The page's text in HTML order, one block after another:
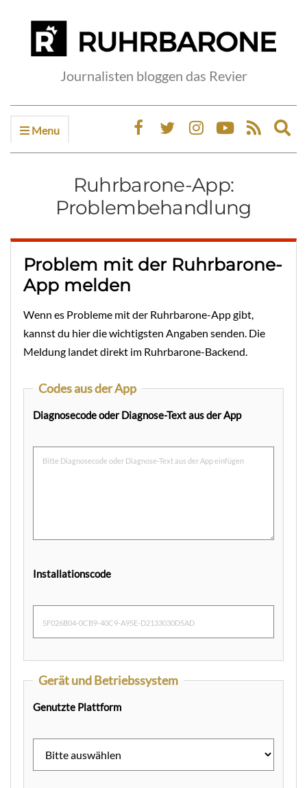
Journalisten bloggen das Revier
Menu
Ruhrbarone-App:
Problembehandlung
Problem mit der Ruhrbarone-
App melden
Wenn es Probleme mit der Ruhrbarone-App gibt,
kannst du hier die wichtigsten Angaben senden. Die
Meldung landet direkt im Ruhrbarone-Backend.
Codes aus der App
Diagnosecode oder Diagnose-Text aus der App
Installationscode
Gerät und Betriebssystem
Genutzte Plattform